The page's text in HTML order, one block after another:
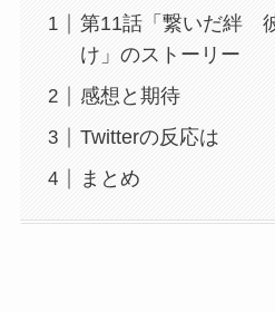
第11話「繋いだ絆
け」のストーリー
感想と期待
Twitterの反応は
まとめ